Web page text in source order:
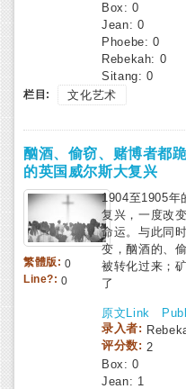
Box:0
Jean: 0
Phoebe: 0
Rebekah: 0
Sitang: 0
栏目: 文化艺术
酗酒、偷窃、赌博者都
的英国威尔斯大复兴
繁體版: 0
Line?:0
1904至1905年
复兴，一度改
命运。与此同
变，酗酒的、
被转化过来；
了
原文Link
录入者:
评分数: 2
Box:0
Jean: 1